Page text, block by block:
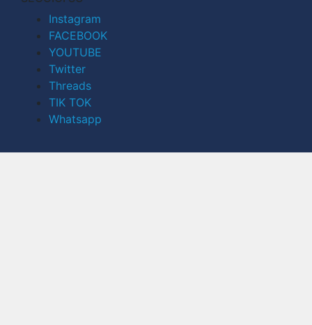
Instagram
FACEBOOK
YOUTUBE
Twitter
Threads
TIK TOK
Whatsapp